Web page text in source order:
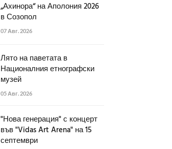
„Ахинора“ на Аполония 2026
в Созопол
07 Авг. 2026
Лято на паветата в
Националния етнографски
музей
05 Авг. 2026
"Нова генерация" с концерт
във "Vidas Art Arena" на 15
септември